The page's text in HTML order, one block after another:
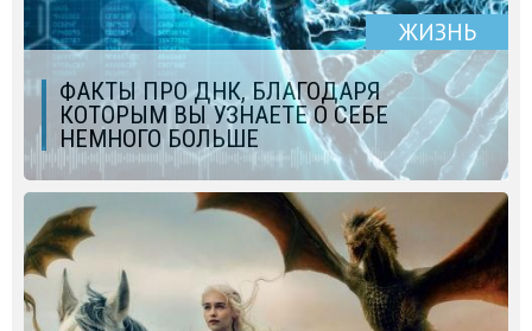
ЖИЗНЬ
ФАКТЫ ПРО ДНК, БЛАГОДАРЯ
КОТОРЫМ ВЫ УЗНАЕТЕ О СЕБЕ
НЕМНОГО БОЛЬШЕ